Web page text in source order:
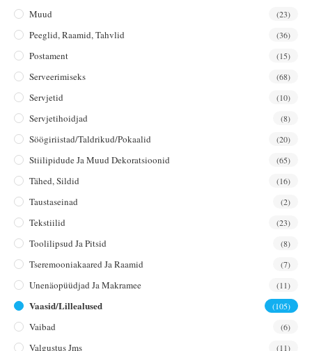
Muud (23)
Peeglid, Raamid, Tahvlid (36)
Postament (15)
Serveerimiseks (68)
Servjetid (10)
Servjetihoidjad (8)
Söögiriistad/taldrikud/pokaalid (20)
Stiilipidude Ja Muud Dekoratsioonid (65)
Tähed, Sildid (16)
Taustaseinad (2)
Tekstiilid (23)
Toolilipsud Ja Pitsid (8)
Tseremooniakaared Ja Raamid (7)
Unenäopüüdjad Ja Makramee (11)
Vaasid/lillealused (105)
Vaibad (6)
Valgustus Jms (11)